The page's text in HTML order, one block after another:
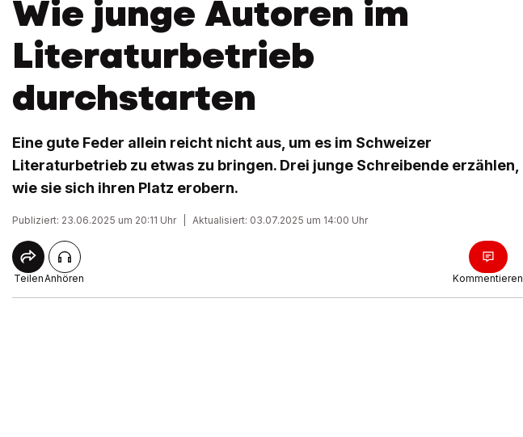
Wie junge Autoren im
Literaturbetrieb
durchstarten
Eine gute Feder allein reicht nicht aus, um es im Schweizer
Literaturbetrieb zu etwas zu bringen. Drei junge Schreibende erzählen,
wie sie sich ihren Platz erobern.
Publiziert: 23.06.2025 um 20:11 Uhr Aktualisiert: 03.07.2025 um 14:00 Uhr
TeilenAnhören Kommentieren